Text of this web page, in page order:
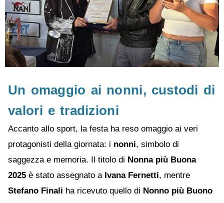
Un omaggio ai nonni, custodi di
valori e tradizioni
Accanto allo sport, la festa ha reso omaggio ai veri
protagonisti della giornata: i nonni, simbolo di
saggezza e memoria. Il titolo di Nonna più Buona
2025 è stato assegnato a Ivana Fernetti, mentre
Stefano Finali ha ricevuto quello di Nonno più Buono